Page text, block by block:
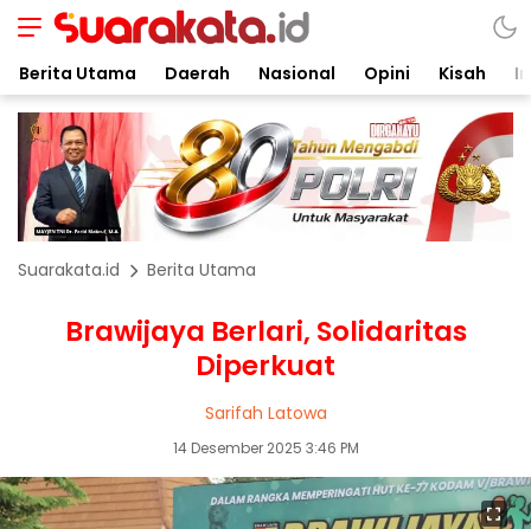
Berita Utama Daerah Nasional Opini Kisah
Suarakata.id Berita Utama
Brawijaya Berlari, Solidaritas
Diperkuat
Sarifah Latowa
14 Desember 2025 3:46 PM